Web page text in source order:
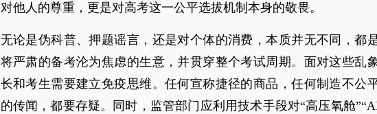
对他人的尊重，更是对高考这一公平选拔机制本身的敬畏。
无论是伪科普、押题谣言，还是对个体的消费，本质并无不同，都
将严肃的备考沦为焦虑的生意，并贯穿整个考试周期。面对这些乱
长和考生需要建立免疫思维。任何宣称捷径的商品，任何制造不公
的传闻，都要存疑。同时，监管部门应利用技术手段对“高压氧舱